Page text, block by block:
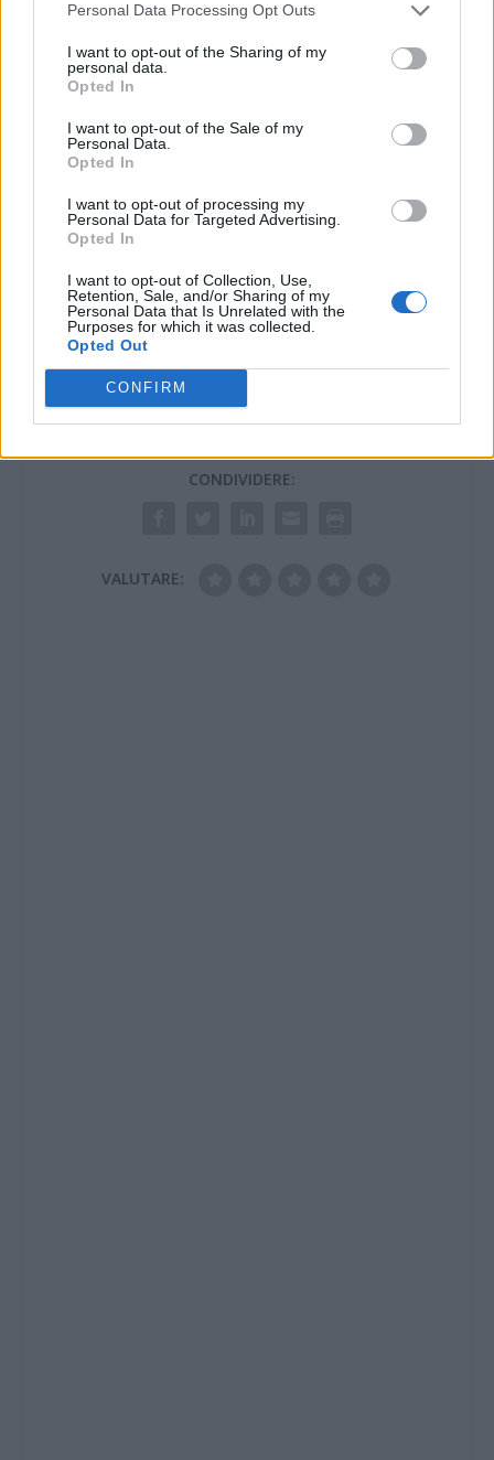
Personal Data Processing Opt Outs
I want to opt-out of the Sharing of my
personal data.
Opted In
I want to opt-out of the Sale of my
Personal Data.
Opted In
I want to opt-out of processing my
Personal Data for Targeted Advertising.
Opted In
I want to opt-out of Collection, Use,
Retention, Sale, and/or Sharing of my
Personal Data that Is Unrelated with the
Purposes for which it was collected.
Opted Out
CONFIRM
In "Diano Castello"
In "Diano Castello"
rievocazione
medioevale a Diano
4 Settembre 2023
In "Diano Castello"
CONDIVIDERE:
VALUTARE: